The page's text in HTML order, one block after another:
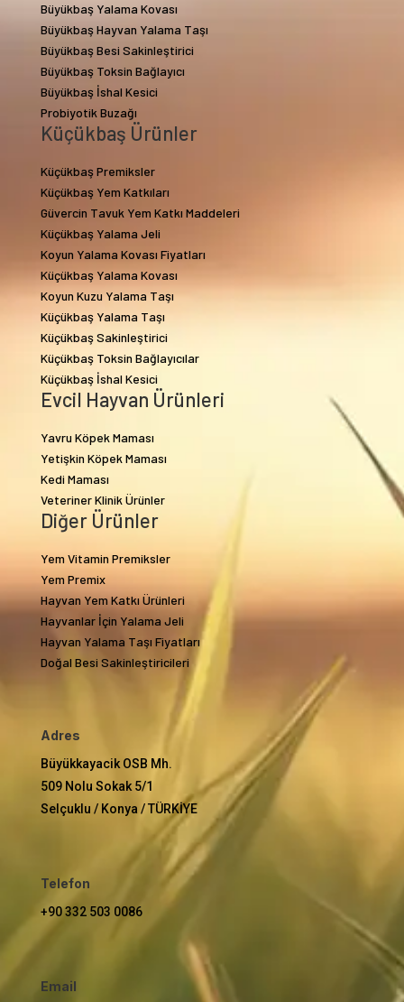
Büyükbaş Yalama Kovası
Büyükbaş Hayvan Yalama Taşı
Büyükbaş Besi Sakinleştirici
Büyükbaş Toksin Bağlayıcı
Büyükbaş İshal Kesici
Probiyotik Buzağı
Küçükbaş Ürünler
Küçükbaş Premiksler
Küçükbaş Yem Katkıları
Güvercin Tavuk Yem Katkı Maddeleri
Küçükbaş Yalama Jeli
Koyun Yalama Kovası Fiyatları
Küçükbaş Yalama Kovası
Koyun Kuzu Yalama Taşı
Küçükbaş Yalama Taşı
Küçükbaş Sakinleştirici
Küçükbaş Toksin Bağlayıcılar
Küçükbaş İshal Kesici
Evcil Hayvan Ürünleri
Yavru Köpek Maması
Yetişkin Köpek Maması
Kedi Maması
Veteriner Klinik Ürünler
Diğer Ürünler
Yem Vitamin Premiksler
Yem Premix
Hayvan Yem Katkı Ürünleri
Hayvanlar İçin Yalama Jeli
Hayvan Yalama Taşı Fiyatları
Doğal Besi Sakinleştiricileri
Adres
Büyükkayacik OSB Mh.
509 Nolu Sokak 5/1
Selçuklu / Konya / TÜRKİYE
Telefon
+90 332 503 0086
Email